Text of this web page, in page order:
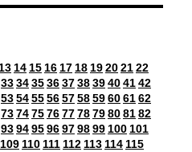
13 14 15 16 17 18 19202122
33343536373839404142
53545556575859606162
73747576777879808182
93949596979899 100 101
109 110 111 112 113 114 115